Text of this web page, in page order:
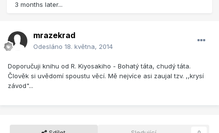
3 months later...
mrazekrad
Odesláno 18. května, 2014
Doporučuji knihu od R. Kiyosakiho - Bohatý táta, chudý táta.
Člověk si uvědomí spoustu věcí. Mě nejvíce asi zaujal tzv. ,,krysí
závod"...